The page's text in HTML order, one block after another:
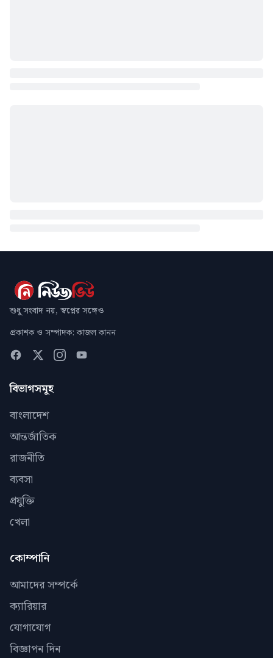
শুধু সংবাদ নয়, স্বপ্নের সঙ্গেও
প্রকাশক ও সম্পাদক: কাজল কানন
বিভাগসমূহ
বাংলাদেশ
আন্তর্জাতিক
রাজনীতি
ব্যবসা
প্রযুক্তি
খেলা
কোম্পানি
আমাদের সম্পর্কে
ক্যারিয়ার
যোগাযোগ
বিজ্ঞাপন দিন